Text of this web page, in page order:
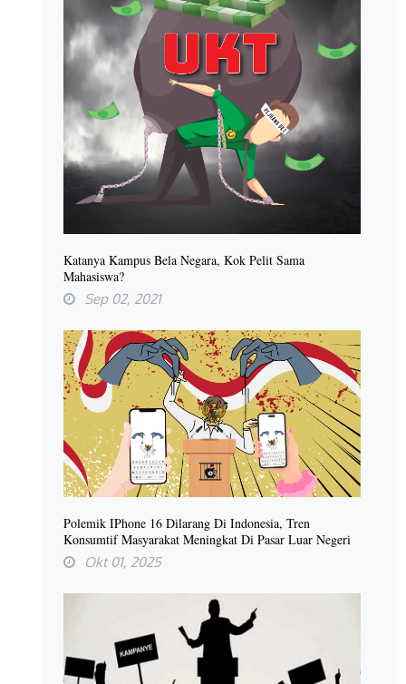
Katanya Kampus Bela Negara, Kok Pelit Sama
Mahasiswa?
Sep 02, 2021
Polemik IPhone 16 Dilarang Di Indonesia, Tren
Konsumtif Masyarakat Meningkat Di Pasar Luar Negeri
Okt 01, 2025